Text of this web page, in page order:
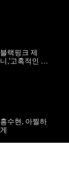
블랙핑크 제
니,'고혹적인 워
홍수현, 아찔하
게